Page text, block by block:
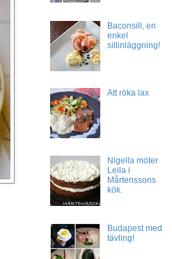
Baconsill, en
enkel
sillinläggning!
Att röka lax
Nigella möter
Leila i
Mårtenssons
kök.
Budapest med
tävling!